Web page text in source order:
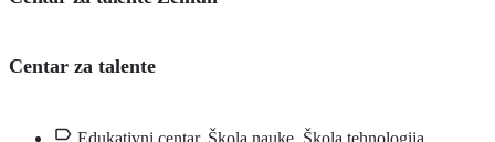
Centar za talente
Edukativni centar, Škola nauke, Škola tehnologija,